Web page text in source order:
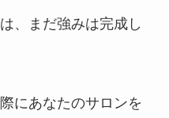
、まだ強みは完成し
にあなたのサロンを